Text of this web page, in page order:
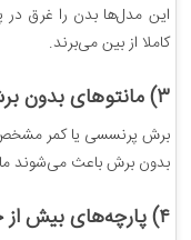
این مدل‌ها بدن را غرق در
کاملا از بین می‌برند.
۳) مانتوهای بدون برش مشخص
برش پرنسسی یا کمر مشخص
بدون برش باعث می‌شوند
۴) پارچه‌های بیش از حد نازک یا لَخت